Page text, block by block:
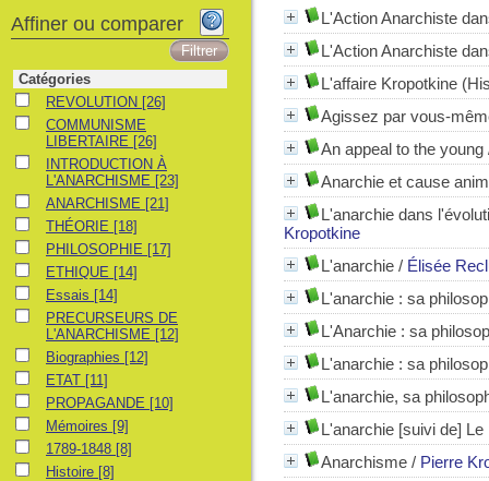
L'Action Anarchiste
L'Action Anarchiste
L'affaire Kropotkine
Agissez par vous-
An appeal to the young
Anarchie et cause
L'anarchie dans
Kropotkine
L'anarchie / Élisée
L'anarchie : sa
L'Anarchie : sa
L'anarchie : sa
L'anarchie, sa
L'anarchie [suivi de]
Anarchisme / Pierre
Affiner ou comparer
Catégories
REVOLUTION
REVOLUTION [26]
COMMUNISME LIBERTAIRE
COMMUNISME
LIBERTAIRE [26]
INTRODUCTION À L'ANARCHISME
INTRODUCTION À
L'ANARCHISME [23]
ANARCHISME
ANARCHISME [21]
THÉORIETHÉORIE [18]
PHILOSOPHIE
PHILOSOPHIE [17]
ETHIQUEETHIQUE [14]
EssaisEssais [14]
PRECURSEURS DE L'ANARCHISME
PRECURSEURS DE
L'ANARCHISME [12]
Biographies
Biographies [12]
ETATETAT [11]
PROPAGANDE
PROPAGANDE [10]
MémoiresMémoires [9]
1789-18481789-1848 [8]
HistoireHistoire [8]